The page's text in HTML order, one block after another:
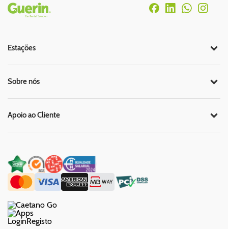
Rodapé
Estações
Sobre nós
Apoio ao Cliente
LoginRegisto